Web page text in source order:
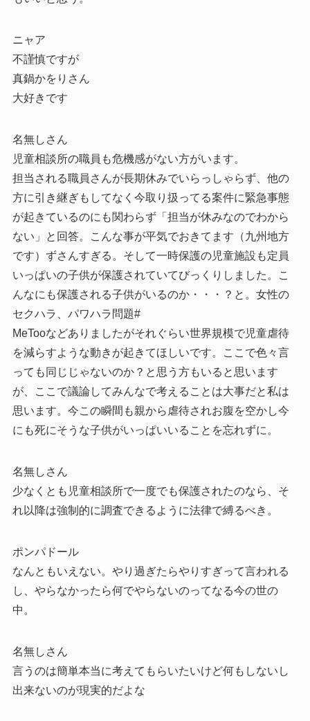
ニャア
不謹慎ですが
真鍋かをりさん
大好きです
名無しさん
児童相談所の職員も危機感がない方がいます。
担当される職員さんが長期休みでいらっしゃらず、他の
方に引き継ぎもしてなく今取り扱ってる案件に緊急事態
が起きているのにも関わらず「担当が休みなのでわから
ない」と回答。こんな事が平気でおきてます（九州地方
です）ずさんすぎる。そして一時保護の児童施設も定員
いっぱいの子供が保護されていてびっくりしました。こ
んなにも保護される子供がいるのか・・・？と。女性の
セクハラ、パワハラ問題#
MeTooなどありましたがそれぐらい世界規模で児童虐待
を減らすような動きが起きてほしいです。ここで色々言
っても同じじゃないのか？と思う方もいると思います
が、ここで議論してみんなで考えることは大事だと私は
思います。今この瞬間も親から虐待されお腹を空かし今
にも死にそうな子供がいっぱいいることを忘れずに。
名無しさん
少なくとも児童相談所で一度でも保護されたのなら、そ
れ以降は強制的に調査できるように法律で縛るべき。
ポンパドール
なんともいえない。やり過ぎたらやりすぎって言われる
し、やらなかったら何でやらないのってなる今の世の
中。
名無しさん
言うのは簡単本当に考えてもらいたいけど何もしないし
出来ないのが現実的だよな